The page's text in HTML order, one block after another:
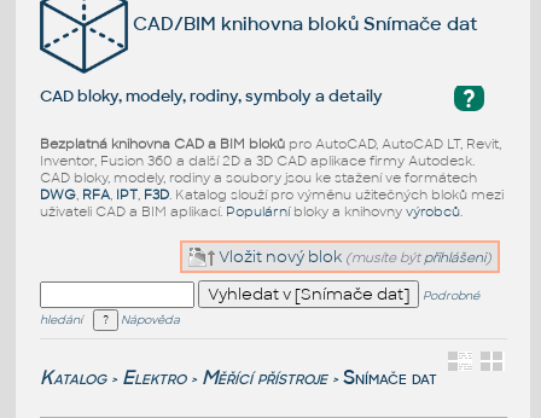
CAD/BIM knihovna bloků Snímače dat
?
CAD bloky, modely, rodiny, symboly a detaily
Bezplatná knihovna CAD a BIM blokůpro AutoCAD, AutoCAD LT, Revit,
Inventor, Fusion 360 a další 2D a 3D CAD aplikace firmy Autodesk.
CAD bloky, modely, rodiny a soubory jsou ke stažení ve formátech
DWG, RFA, IPT, F3D. Katalog slouží pro výměnu užitečných bloků mezi
uživateli CAD a BIM aplikací. Populárníbloky a knihovny výrobců.
Vložit nový blok (musíte být přihlášeni)
Podrobné
hledání
Nápověda
Katalog > Elektro > Měřící přístroje > Snímače dat